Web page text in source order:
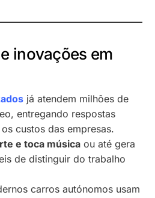
inovações em
já atendem milhões de
entregando respostas
custos das empresas.
e toca música ou até gera
de distinguir do trabalho
carros autónomos usam